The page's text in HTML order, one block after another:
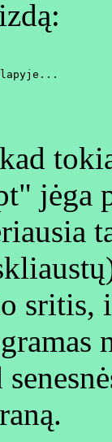
jėga
sritis,